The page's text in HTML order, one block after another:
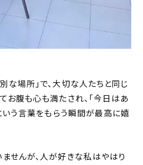
な場所」で、大切な人たちと同じ
お腹も心も満たされ、「今日はあ
いう言葉をもらう瞬間が最高に嬉
せんが、人が好きな私はやはり